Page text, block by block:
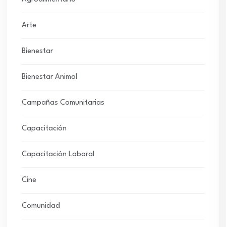
Arte
Bienestar
Bienestar Animal
Campañas Comunitarias
Capacitación
Capacitación Laboral
Cine
Comunidad